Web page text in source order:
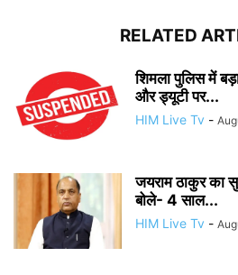
RELATED
शिमला पुलिस में
और ड्यूटी पर...
HIM Live Tv -
जयराम ठाकुर का
बोले- 4 साल...
HIM Live Tv -